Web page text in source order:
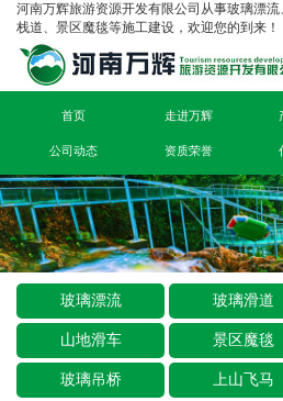
河南万辉旅游资源开发有限公司从事玻璃漂
栈道、景区魔毯等施工建设，欢迎您的到来！
首页 走进万辉
公司动态 资质荣誉
玻璃漂流 玻璃滑道
山地滑车 景区魔毯
玻璃吊桥 上山飞马